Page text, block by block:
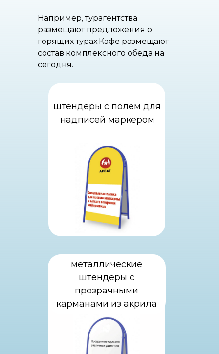
металлические
штендеры с
прозрачными
карманами из акрила
штендеры с полем для
надписей маркером
Например, турагентства
размещают предложения о
горящих турах.Кафе размещают
состав комплексного обеда на
сегодня.